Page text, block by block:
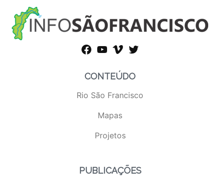
facebook
youtube
vimeotwitter
CONTEÚDO
Rio São Francisco
Mapas
Projetos
PUBLICAÇÕES